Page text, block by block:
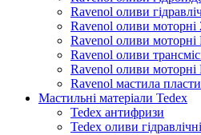
Ravenol оливи
Ravenol оливи моторні
Ravenol оливи моторні
Ravenol оливи
Ravenol оливи моторні
Ravenol мастила
Мастильні матеріали Tedex
Tedex антифризи
Tedex оливи